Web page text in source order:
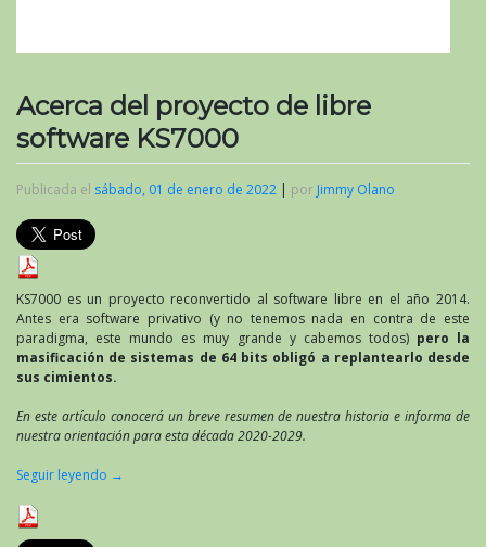
Acerca del proyecto de libre
software KS7000
Publicada el sábado, 01 de enero de 2022 | por Jimmy Olano
KS7000 es un proyecto reconvertido al software libre en el año 2014.
Antes era software privativo (y no tenemos nada en contra de este
paradigma, este mundo es muy grande y cabemos todos) pero la
masificación de sistemas de 64 bits obligó a replantearlo desde
sus cimientos.
En este artículo conocerá un breve resumen de nuestra historia e informa de
nuestra orientación para esta década 2020-2029.
Seguir leyendo →